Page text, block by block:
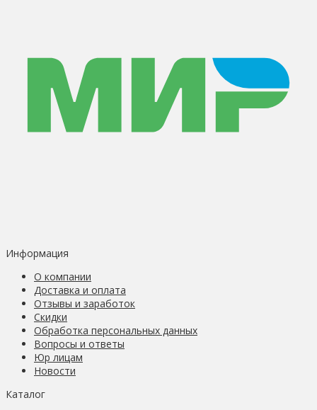
Информация
О компании
Доставка и оплата
Отзывы и заработок
Скидки
Обработка персональных данных
Вопросы и ответы
Юр лицам
Новости
Каталог